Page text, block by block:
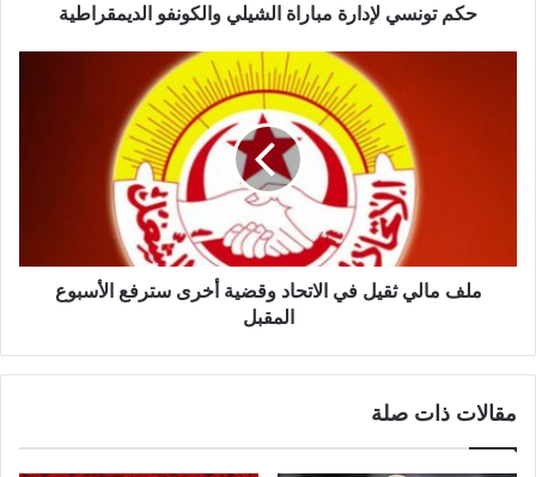
حكم تونسي لإدارة مباراة الشيلي والكونفو الديمقراطية
ملف مالي ثقيل في الاتحاد وقضية أخرى سترفع الأسبوع
المقبل
مقالات ذات صلة